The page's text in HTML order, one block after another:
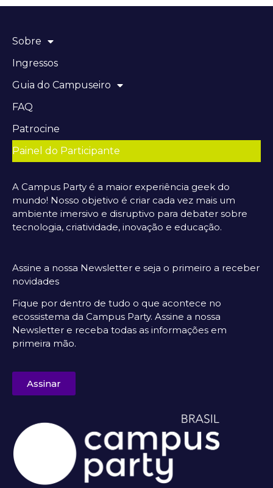
Sobre
Ingressos
Guia do Campuseiro
FAQ
Patrocine
Painel do Participante
A Campus Party é a maior experiência geek do
mundo! Nosso objetivo é criar cada vez mais um
ambiente imersivo e disruptivo para debater sobre
tecnologia, criatividade, inovação e educação.
Assine a nossa Newsletter e seja o primeiro a receber
novidades
Fique por dentro de tudo o que acontece no
ecossistema da Campus Party. Assine a nossa
Newsletter e receba todas as informações em
primeira mão.
Assinar